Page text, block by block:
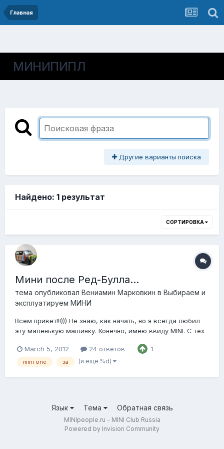
Главная
МИНИПИПЛ
Другие варианты поиска
Найдено: 1 результат
СОРТИРОВКА
Мини после Ред-Булла...
тема опубликовал Вениамин Марковкин в Выбираем и
эксплуатируем МИНИ
Всем привет!!!))) Не знаю, как начать, но я всегда любил
эту маленькую машинку. Конечно, имею ввиду MINI. С тех
(по мотивам фильма игра), эта машинка успела мне
полюбиться. Прошли годы, сони успело замениться
March 5, 2012 24 ответов 1
mini one за (и ещё %d)
Язык Тема Обратная связь
MINIpeople.ru - MINI Club Russia
Powered by Invision Community